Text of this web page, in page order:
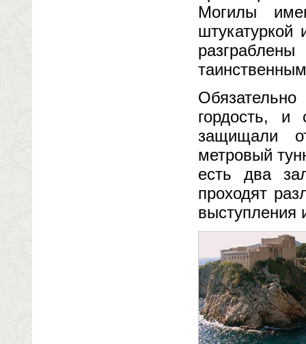
Могилы
гордость,
защищали
метровый
есть два
проходят
выступления